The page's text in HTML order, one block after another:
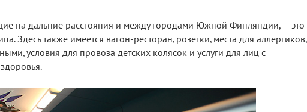
на дальние расстояния и между городами Южной Финляндии, — это
Здесь также имеется вагон-ресторан, розетки, места для аллергиков,
условия для провоза детских колясок и услуги для лиц с